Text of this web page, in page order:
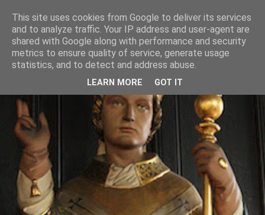
This site uses cookies from Google to deliver its services
and to analyze traffic. Your IP address and user-agent are
shared with Google along with performance and security
metrics to ensure quality of service, generate usage
statistics, and to detect and address abuse.
LEARN MORE GOT IT